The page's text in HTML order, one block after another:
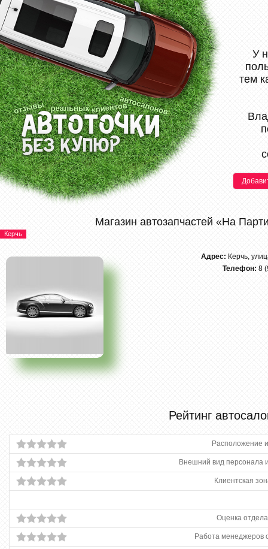
У
тем
Магазин автозапчастей «На
Керчь
Адрес: Керчь,
Телефон: 8
Рейтинг
Расположение
Внешний вид персонала
Клиентская
Оценка
Работа менеджеров